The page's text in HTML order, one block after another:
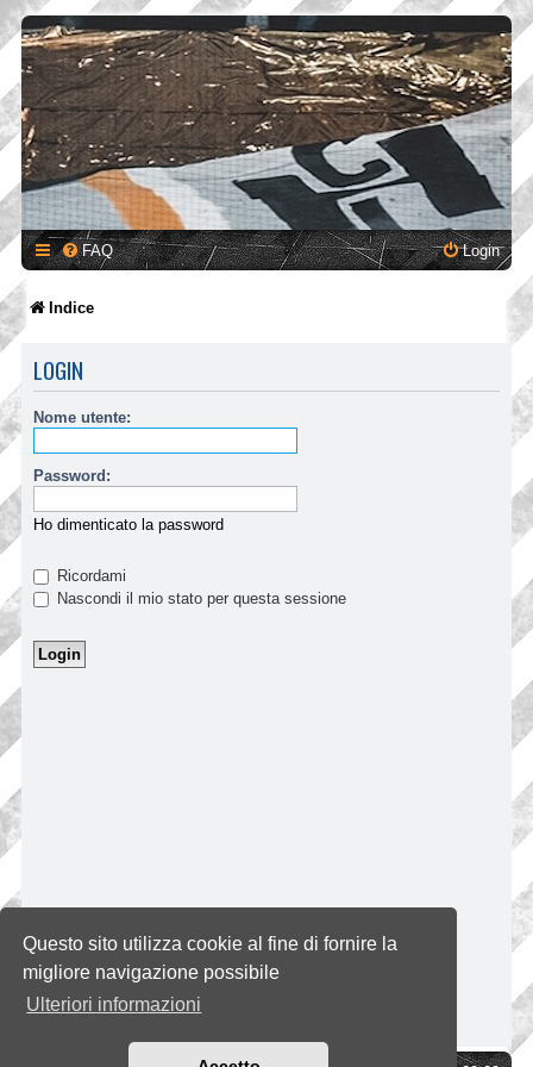
Questo sito utilizza cookie al fine di fornire la
migliore navigazione possibile
Ulteriori informazioni
FAQ Login
Indice
LOGIN
Nome utente:
Password:
Ho dimenticato la password
Ricordami
Nascondi il mio stato per questa sessione